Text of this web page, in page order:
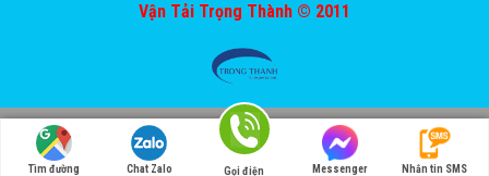
Vận Tải Trọng Thành © 2011
Tìm đường Chat Zalo Gọi điện Messenger Nhắn tin SMS